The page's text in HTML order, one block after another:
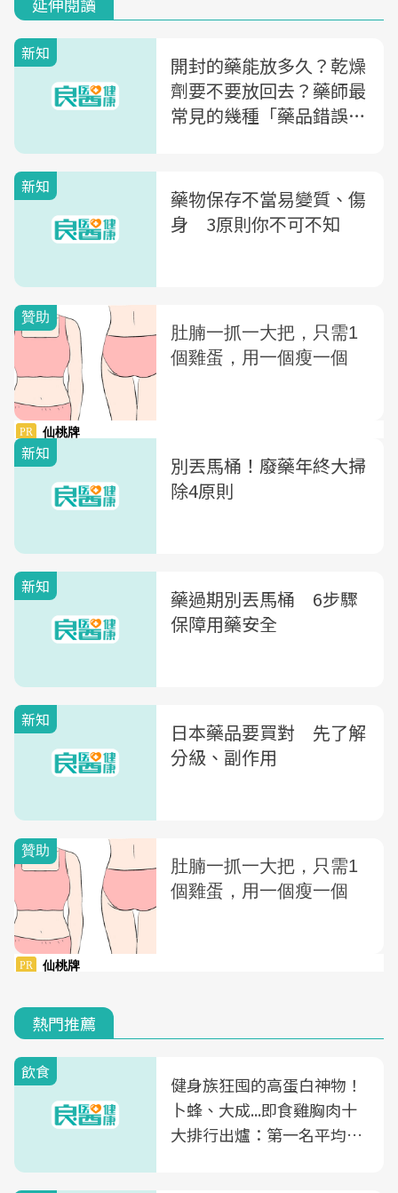
延伸閱讀
新知
開封的藥能放多久？乾燥
劑要不要放回去？藥師最
常見的幾種「藥品錯誤保
新知
藥物保存不當易變質、傷
身 3原則你不可不知
新知
別丟馬桶！廢藥年終大掃
除4原則
新知
藥過期別丟馬桶 6步驟
保障用藥安全
新知
日本藥品要買對 先了解
分級、副作用
熱門推薦
飲食
健身族狂囤的高蛋白神物！
卜蜂、大成...即食雞胸肉十
大排行出爐：第一名平均一